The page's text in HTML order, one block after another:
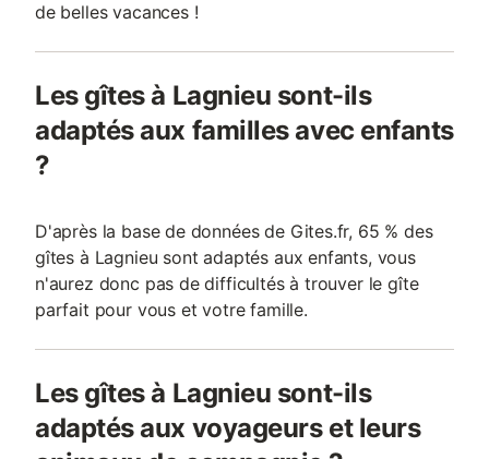
de belles vacances !
Les gîtes à Lagnieu sont-ils
adaptés aux familles avec enfants
?
D'après la base de données de Gites.fr, 65 % des
gîtes à Lagnieu sont adaptés aux enfants, vous
n'aurez donc pas de difficultés à trouver le gîte
parfait pour vous et votre famille.
Les gîtes à Lagnieu sont-ils
adaptés aux voyageurs et leurs